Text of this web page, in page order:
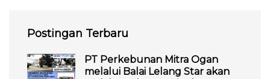
Postingan Terbaru
PT Perkebunan Mitra Ogan
melalui Balai Lelang Star akan